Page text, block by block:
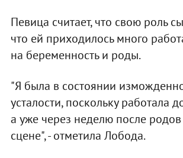
Певица считает, что свою роль
что ей приходилось много
на беременность и роды.
"Я была в состоянии
усталости, поскольку работала
а уже через неделю после родов
сцене", - отметила Лобода.